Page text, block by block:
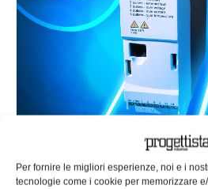
Per fornire le migliori esperienze, noi e i
tecnologie come i cookie per memorizzare
Disponibili da RS gli
PowerXL DE1